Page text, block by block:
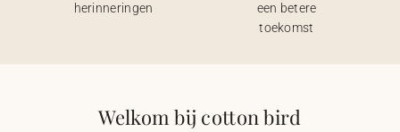
herinneringen
een betere
toekomst
Welkom bij cotton bird